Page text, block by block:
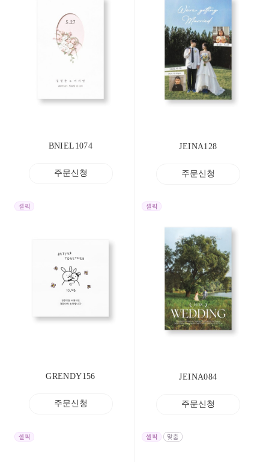
BNIEL1074
주문신청
JEINA128
주문신청
GRENDY156
주문신청
JEINA084
주문신청